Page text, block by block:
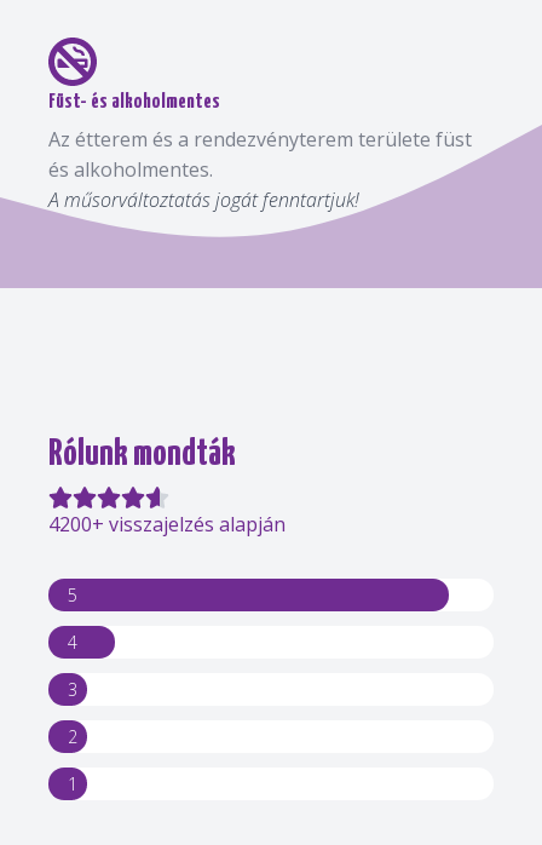
Füst- és alkoholmentes
Az étterem és a rendezvényterem területe füst
és alkoholmentes.
A műsorváltoztatás jogát fenntartjuk!
Rólunk mondták
4200+ visszajelzés alapján
5
4
3
2
1